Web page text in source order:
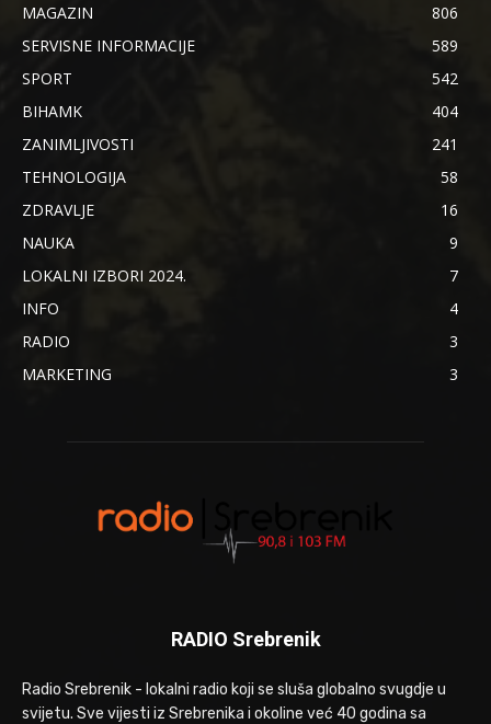
MAGAZIN
806
SERVISNE INFORMACIJE
589
SPORT
542
BIHAMK
404
ZANIMLJIVOSTI
241
TEHNOLOGIJA
58
ZDRAVLJE
16
NAUKA
9
LOKALNI IZBORI 2024.
7
INFO
4
RADIO
3
MARKETING
3
RADIO Srebrenik
Radio Srebrenik - lokalni radio koji se sluša globalno svugdje u
svijetu. Sve vijesti iz Srebrenika i okoline već 40 godina sa